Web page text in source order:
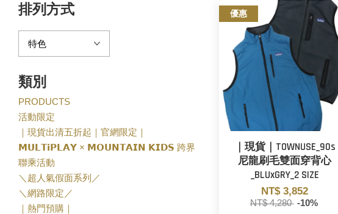
排列方式
類別
PRODUCTS
活動限定
｜現貨出清五折起｜官網限定｜
𝗠𝗨𝗟𝗧𝗶𝗣𝗟𝗔𝗬 × 𝗠𝗢𝗨𝗡𝗧𝗔𝗜𝗡 𝗞𝗜𝗗𝗦 跨界
聯乘活動
＼超人氣假面系列／
＼網路限定／
｜熱門預購｜
優惠
｜現貨｜TOWNUSE_90s
尼龍刷毛雙面穿背心
_BLUxGRY_2 SIZE
NT$ 3,852
NT$ 4,280 -10%